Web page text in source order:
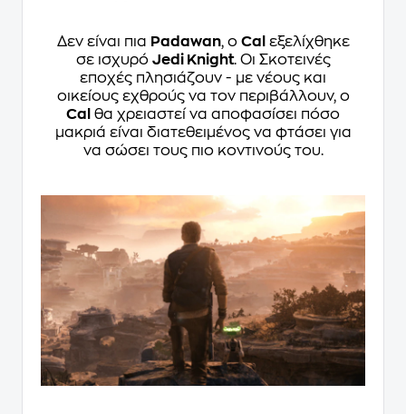
Δεν είναι πια Padawan, ο Cal εξελίχθηκε
σε ισχυρό Jedi Knight. Οι Σκοτεινές
εποχές πλησιάζουν - με νέους και
οικείους εχθρούς να τον περιβάλλουν, ο
Cal θα χρειαστεί να αποφασίσει πόσο
μακριά είναι διατεθειμένος να φτάσει για
να σώσει τους πιο κοντινούς του.